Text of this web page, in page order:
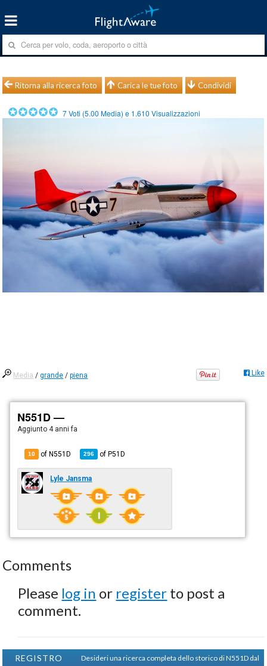
Ritorna alla ricerca foto Carica le tue foto Condividi
7Voti (5.00 Media) e 1.610 Visualizzazioni
Media /grande /piena Like
N551D —
Aggiunto 4 anni fa
10 of N551D 296 ofP51D
Lyle Jansma
Comments
Please log in or register to post a
comment.
REGISTRO
Desideri una ricerca completa dello storico di N551D dal